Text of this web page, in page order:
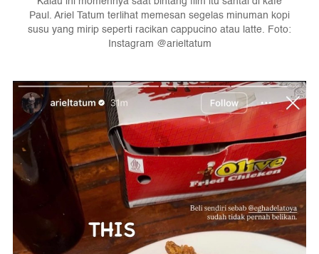
Paul. Ariel Tatum terlihat memesan segelas minuman kopi
susu yang mirip seperti racikan cappucino atau latte. Foto:
Instagram @arieltatum